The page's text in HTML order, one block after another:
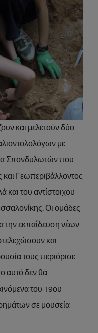
και μελετούν δύο
με
Σπονδυλωτών που
Γεωπεριβάλλοντος
του αντίστοιχου
Οι ομάδες
την εκπαίδευση νέων
και
τους περιόρισε
αυτό δεν θα
του 19ου
σε μουσεία